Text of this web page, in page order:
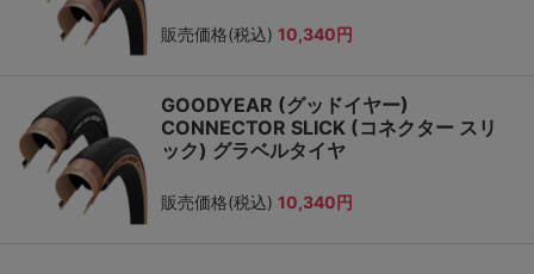
販売価格(税込) 10,340円
GOODYEAR (グッドイヤー)
CONNECTOR SLICK (コネクター スリ
ック) グラベルタイヤ
販売価格(税込) 10,340円